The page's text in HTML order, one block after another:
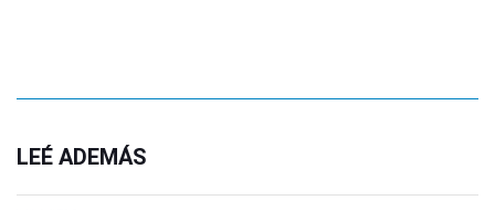
LEÉ ADEMÁS